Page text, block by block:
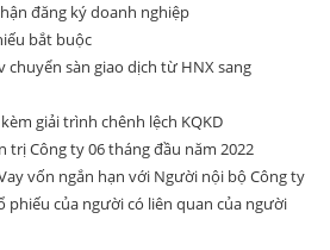
đăng ký doanh nghiệp
bắt buộc
chuyển sàn giao dịch từ HNX sang
giải trình chênh lệch KQKD
trị Công ty 06 tháng đầu năm 2022
vốn ngắn hạn với Người nội bộ Công ty
phiếu của người có liên quan của người